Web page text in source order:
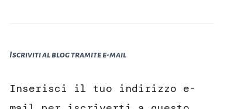
Iscriviti al blog tramite e-mail
Inserisci il tuo indirizzo e-